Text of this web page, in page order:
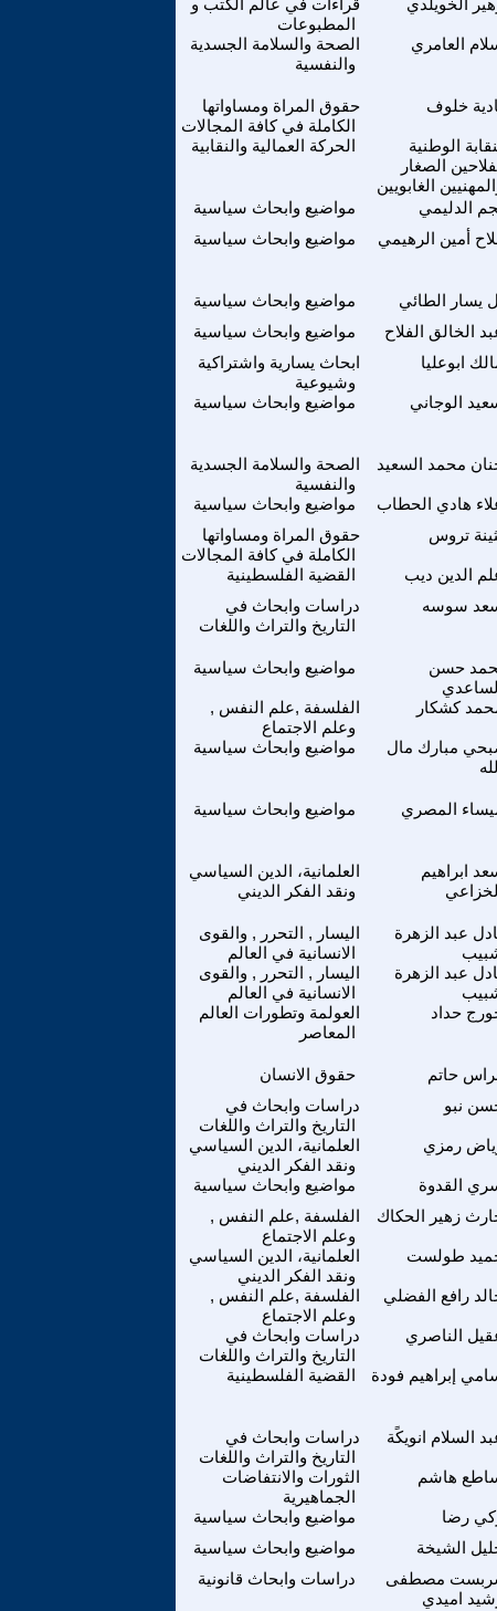
قراءات في عالم الكتب و
المطبوعات
الخويلدي
الصحة والسلامة الجسدية
والنفسية
العامري
حقوق المراة ومساواتها
الكاملة في كافة المجالات
خلوف
الحركة العمالية والنقابية
الوطنية
الصغار
الغابويين
مواضيع وابحاث سياسية الدليمي
مواضيع وابحاث سياسية
أمين الرهيمي
مواضيع وابحاث سياسية يسار الطائي
مواضيع وابحاث سياسية
الخالق الفلاح
ابحاث يسارية واشتراكية
وشيوعية
ابوعليا
مواضيع وابحاث سياسية الوجاني
الصحة والسلامة الجسدية
والنفسية
محمد السعيد
مواضيع وابحاث سياسية هادي الحطاب
حقوق المراة ومساواتها
الكاملة في كافة المجالات
تروس
القضية الفلسطينية الدين ديب
دراسات وابحاث في
التاريخ والتراث واللغات
سوسه
مواضيع وابحاث سياسية
حسن
الفلسفة ,علم النفس ,
وعلم الاجتماع
كشكار
مواضيع وابحاث سياسية
مبارك مال
مواضيع وابحاث سياسية المصري
العلمانية، الدين السياسي
ونقد الفكر الديني
ابراهيم
اليسار , التحرر , والقوى
الانسانية في العالم
عبد الزهرة
اليسار , التحرر , والقوى
الانسانية في العالم
عبد الزهرة
العولمة وتطورات العالم
المعاصر
حداد
حقوق الانسان حاتم
دراسات وابحاث في
التاريخ والتراث واللغات
نبو
العلمانية، الدين السياسي
ونقد الفكر الديني
رمزي
مواضيع وابحاث سياسية القدوة
الفلسفة ,علم النفس ,
وعلم الاجتماع
زهير الحكاك
العلمانية، الدين السياسي
ونقد الفكر الديني
طولست
الفلسفة ,علم النفس ,
وعلم الاجتماع
رافع الفضلي
دراسات وابحاث في
التاريخ والتراث واللغات
الناصري
القضية الفلسطينية إبراهيم فودة
دراسات وابحاث في
التاريخ والتراث واللغات
السلام انويكًة
الثورات والانتفاضات
الجماهيرية
هاشم
مواضيع وابحاث سياسية رضا
مواضيع وابحاث سياسية
الشيخة
دراسات وابحاث قانونية
مصطفى
اميدي